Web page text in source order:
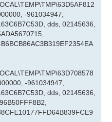
-961034947,
dds, 02145636,
-961034947,
dds, 02145636,